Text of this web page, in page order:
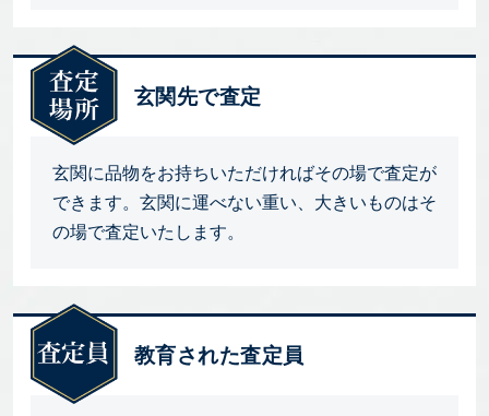
玄関先で査定
玄関に品物をお持ちいただければその場で査定が
できます。玄関に運べない重い、大きいものはそ
の場で査定いたします。
教育された査定員